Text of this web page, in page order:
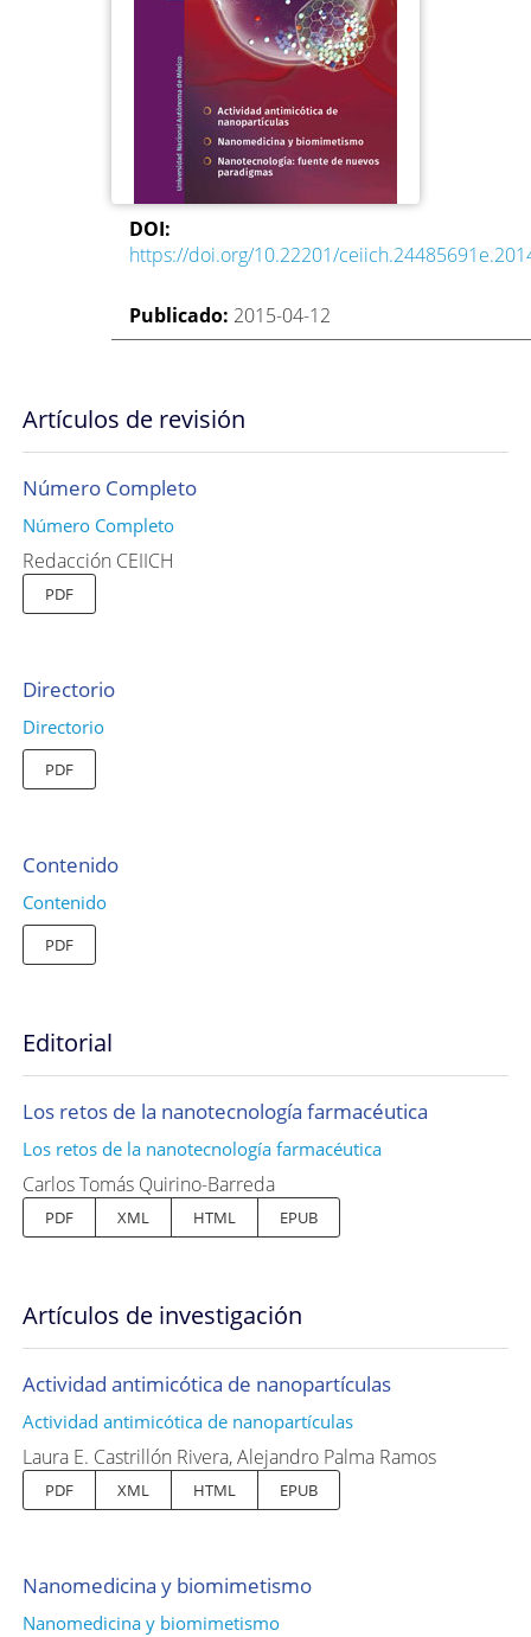
DOI:
https://doi.org/10.22201/
Publicado: 2015-04-12
Artículos de revisión
Número Completo
Número Completo
Redacción CEIICH
PDF
Directorio
Directorio
PDF
Contenido
Contenido
PDF
Editorial
Los retos de la nanotecnología farmacéutica
Los retos de la nanotecnología farmacéutica
Carlos Tomás Quirino-Barreda
PDF XML HTML EPUB
Artículos de investigación
Actividad antimicótica de nanopartículas
Actividad antimicótica de nanopartículas
Laura E. Castrillón Rivera, Alejandro Palma Ramos
PDF XML HTML EPUB
Nanomedicina y biomimetismo
Nanomedicina y biomimetismo